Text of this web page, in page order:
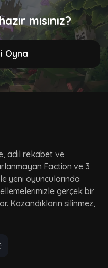
mısınız?
Oyna
adil rekabet ve
Faction ve 3
yeni oyuncularında
gerçek bir
Kazandıkların silinmez,